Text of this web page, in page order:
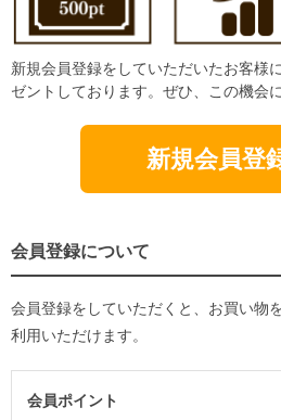
新規会員登録をしていただいたお客様に
ゼントしております。ぜひ、この機会
新規会員登
会員登録について
会員登録をしていただくと、お買い物
利用いただけます。
会員ポイント